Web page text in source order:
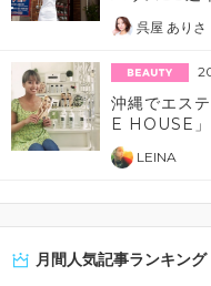
呉屋 ありさ
沖縄でエス
E HOUSE
LEINA
月間人気記事ランキング